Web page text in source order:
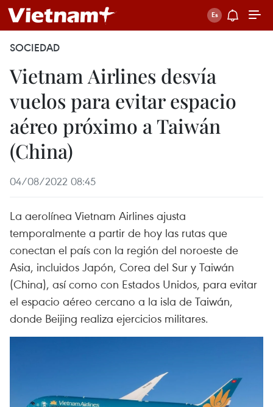
SOCIEDAD
Vietnam Airlines desvía
vuelos para evitar espacio
aéreo próximo a Taiwán
(China)
04/08/2022 08:45
La aerolínea Vietnam Airlines ajusta
temporalmente a partir de hoy las rutas que
conectan el país con la región del noroeste de
Asia, incluidos Japón, Corea del Sur y Taiwán
(China), así como con Estados Unidos, para evitar
el espacio aéreo cercano a la isla de Taiwán,
donde Beijing realiza ejercicios militares.